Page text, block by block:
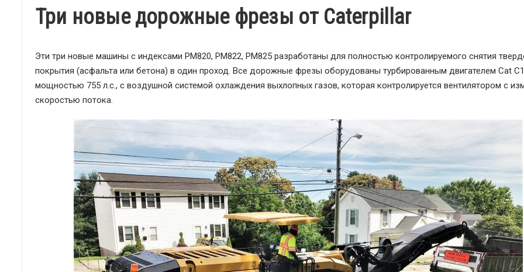
Три новые дорожные фрезы от Caterpillar
Эти три новые машины с индексами PM820, PM822, PM825 разработаны для полностью контролируемого снятия
покрытия (асфальта или бетона) в один проход. Все дорожные фрезы оборудованы турбированным двигателем Cat
мощностью 755 л.с., с воздушной системой охлаждения выхлопных газов, которая контролируется вентилятором с
скоростью потока.